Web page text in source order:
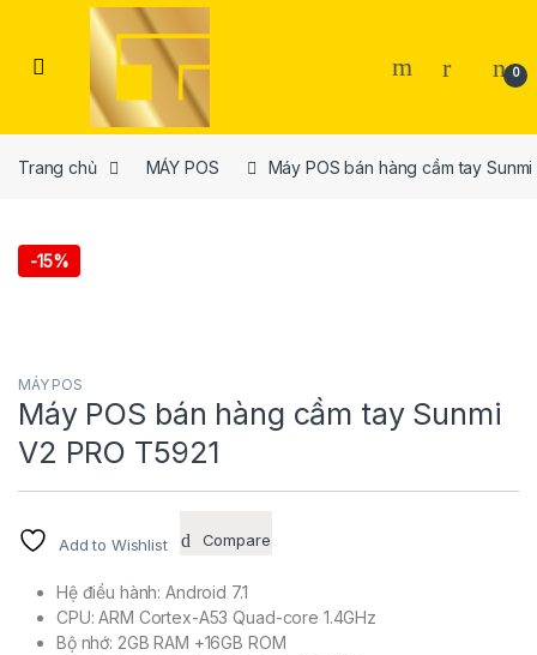
Skip to navigation
Skip to content
Open 0
Trang chủ MÁY POS Máy POS bán hàng cầm tay Sunmi
-15%
MÁY POS
Máy POS bán hàng cầm tay Sunmi
V2 PRO T5921
Add to Wishlist Compare
Hệ điều hành: Android 7.1
CPU: ARM Cortex-A53 Quad-core 1.4GHz
Bộ nhớ: 2GB RAM +16GB ROM